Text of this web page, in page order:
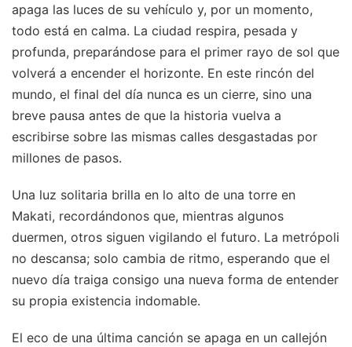
apaga las luces de su vehículo y, por un momento,
todo está en calma. La ciudad respira, pesada y
profunda, preparándose para el primer rayo de sol que
volverá a encender el horizonte. En este rincón del
mundo, el final del día nunca es un cierre, sino una
breve pausa antes de que la historia vuelva a
escribirse sobre las mismas calles desgastadas por
millones de pasos.
Una luz solitaria brilla en lo alto de una torre en
Makati, recordándonos que, mientras algunos
duermen, otros siguen vigilando el futuro. La metrópoli
no descansa; solo cambia de ritmo, esperando que el
nuevo día traiga consigo una nueva forma de entender
su propia existencia indomable.
El eco de una última canción se apaga en un callejón